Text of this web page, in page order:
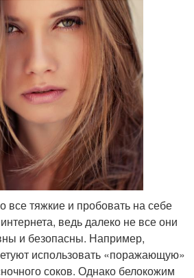
все тяжкие и пробовать на себе
ведь далеко не все они
и безопасны. Например,
использовать «поражающую»
соков. Однако белокожим